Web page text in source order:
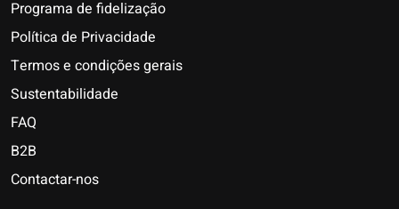
Programa de fidelização
Política de Privacidade
Termos e condições gerais
Sustentabilidade
FAQ
B2B
Contactar-nos